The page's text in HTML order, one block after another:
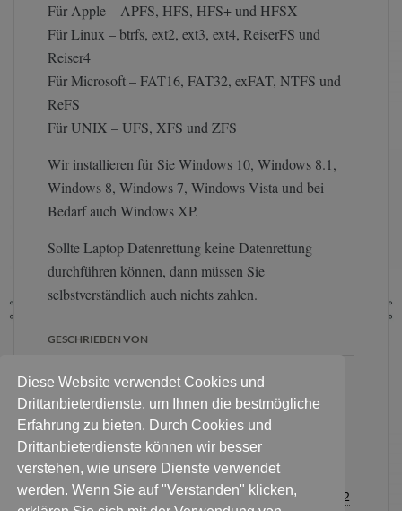
Für Apple – APFS, HFS, HFS+ und HFSX
Für Linux – btrfs, ext2, ext3, ext4, ReiserFS und
Reiser4
Für Microsoft – FAT16, FAT32, exFAT, NTFS und
ReFS
Für UNIX – UFS, XFS und ZFS
Wir installieren für Sie Windows 10, Windows 8.1,
Windows 8, Windows 7, Windows Vista und bei
Bedarf auch Windows XP.
Sollte Laptop Datenrettung keine Datenrettung
durchführen können, dann müssen Sie
selbstverständlich auch nichts zahlen.
GESCHRIEBEN VON
an diese Adresse. Persönlich
Festplatte & Datenträger
abgeben? Bitte Termin
vereinbaren:Für alle Kontaktanfragen
Sie haben noch Fragen zum Ablauf?0178 3376232
Diese Website verwendet Cookies und
Drittanbieterdienste, um Ihnen die bestmögliche
Erfahrung zu bieten. Durch Cookies und
Drittanbieterdienste können wir besser
verstehen, wie unsere Dienste verwendet
werden. Wenn Sie auf "Verstanden" klicken,